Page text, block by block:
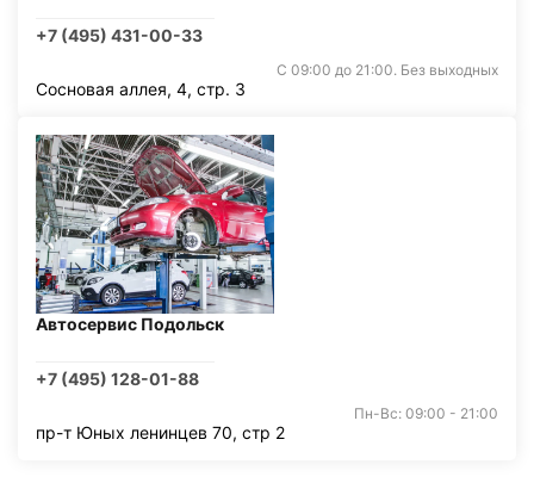
+7 (495) 431-00-33
С 09:00 до 21:00. Без выходных
Сосновая аллея, 4, стр. 3
Автосервис Подольск
+7 (495) 128-01-88
Пн-Вс: 09:00 - 21:00
пр-т Юных ленинцев 70, стр 2